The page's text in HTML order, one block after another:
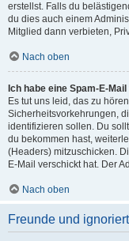
erstellst. Falls du
du dies auch einem
Mitglied dann verbieten,
Nach oben
Ich habe eine Spam-E-
Es tut uns leid, das zu
Sicherheitsvorkehrungen,
identifizieren sollen. Du
du bekommen hast,
(Headers) mitzuschicken.
E-Mail verschickt hat. Der
Nach oben
Freunde und